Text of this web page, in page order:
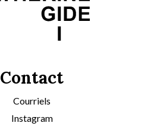
Contact
Courriels
Instagram